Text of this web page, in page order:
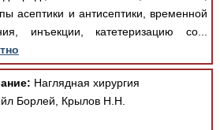
асептики и антисептики, временной
инъекции, катетеризацию со...
Наглядная хирургия
Борлей, Крылов Н.Н.